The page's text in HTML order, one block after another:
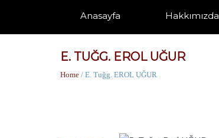
Anasayfa Hakkımızda
E. TUĞG. EROL UĞUR
Home / E. Tuğg. EROL UĞUR